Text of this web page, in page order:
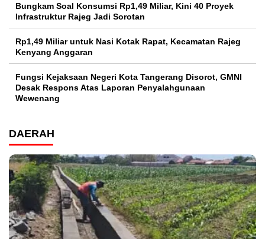
Bungkam Soal Konsumsi Rp1,49 Miliar, Kini 40 Proyek
Infrastruktur Rajeg Jadi Sorotan
Rp1,49 Miliar untuk Nasi Kotak Rapat, Kecamatan Rajeg
Kenyang Anggaran
Fungsi Kejaksaan Negeri Kota Tangerang Disorot, GMNI
Desak Respons Atas Laporan Penyalahgunaan
Wewenang
DAERAH